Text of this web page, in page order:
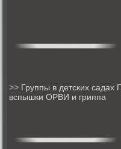
>> Группы в детских садах
вспышки ОРВИ и гриппа